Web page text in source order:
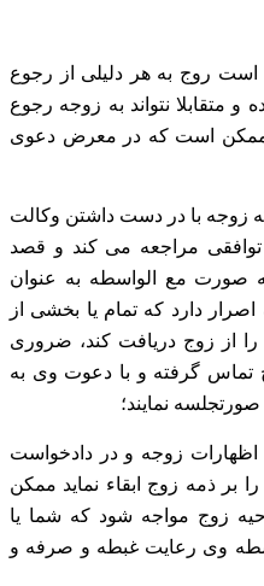
روج به هر دلیلی از رجوع
متقابلا نتواند به زوجه رجوع
ممکن است که در معرض دعوی
زوجه با در دست داشتن وکالت
توافقی مراجعه می کند و قصد
صورت مع الواسطه به عنوان
اصرار دارد که تمام یا بخشی از
از زوج دریافت کند، ضروری
تماس گرفته و با دعوت وی به
نمایند؛
اظهارات زوجه و در دادخواست
بر ذمه زوج ابقاء نماید ممکن
زوج مواجه شود که شما یا
وی رعایت غبطه و صرفه و